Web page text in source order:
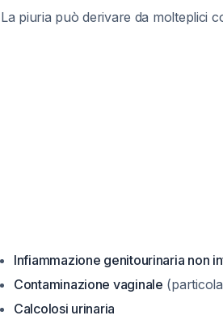
La piuria può derivare da molteplici
Infiammazione genitourinaria non
Contaminazione vaginale
Calcolosi urinaria